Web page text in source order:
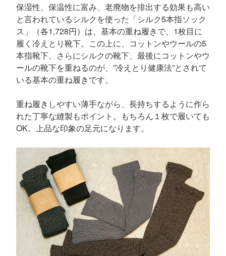
保湿性、保温性に富み、老廃物を排出する効果も高い
と言われているシルクを使った「シルク5本指ソック
ス」（各1,728円）は、基本の重ね履きで、1枚目に
履く冷えとり靴下。この上に、コットンやウールの5
本指靴下、さらにシルクの靴下、最後にコットンやウ
ールの靴下を重ねるのが、”冷えとり健康法”とされて
いる基本の重ね履きです。
重ね履きしやすい薄手ながら、長持ちするように作ら
れた丁寧な縫製もポイント。もちろん１枚で履いても
OK。上品な印象の足元になります。